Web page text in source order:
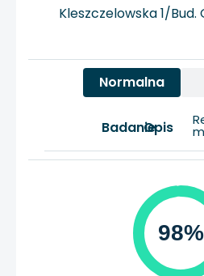
Kleszczelowska 1/Bud.
Normalna
BadanieOpis
98%